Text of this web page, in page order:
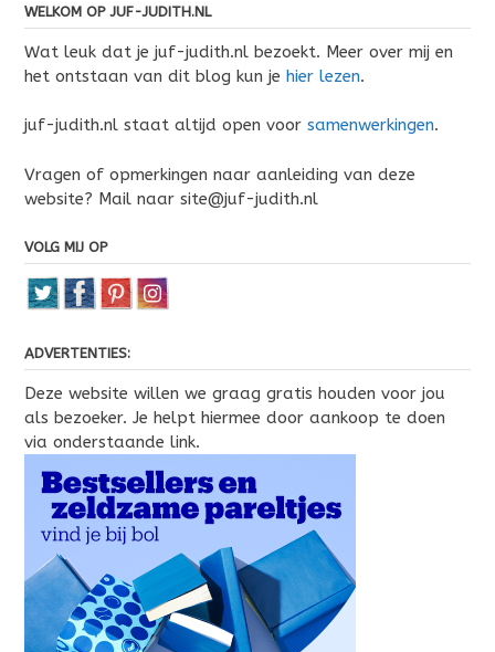
WELKOM OP JUF-JUDITH.NL
Wat leuk dat je juf-judith.nl bezoekt. Meer over mij en
het ontstaan van dit blog kun je hier lezen.
juf-judith.nl staat altijd open voor samenwerkingen.
Vragen of opmerkingen naar aanleiding van deze
website? Mail naar site@juf-judith.nl
VOLG MIJ OP
ADVERTENTIES:
Deze website willen we graag gratis houden voor jou
als bezoeker. Je helpt hiermee door aankoop te doen
via onderstaande link.